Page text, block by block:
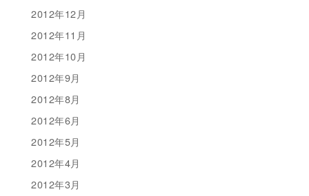
2012年12月
2012年11月
2012年10月
2012年9月
2012年8月
2012年6月
2012年5月
2012年4月
2012年3月